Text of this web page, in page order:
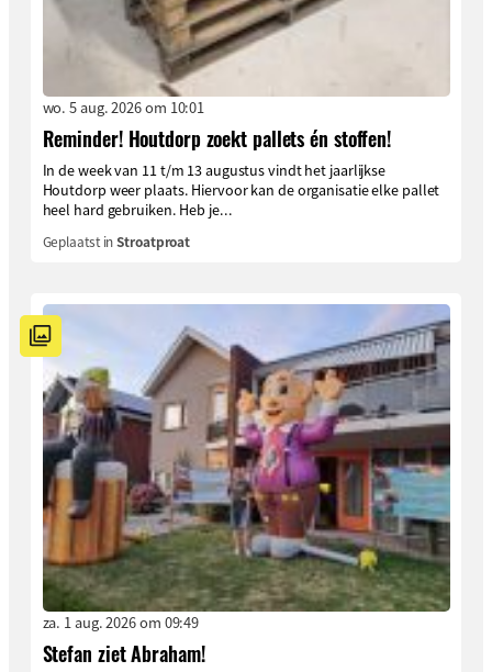
wo. 5 aug. 2026 om 10:01
Reminder! Houtdorp zoekt pallets én stoffen!
In de week van 11 t/m 13 augustus vindt het jaarlijkse
Houtdorp weer plaats. Hiervoor kan de organisatie elke pallet
heel hard gebruiken. Heb je...
Geplaatst inStroatproat
za. 1 aug. 2026 om 09:49
Stefan ziet Abraham!